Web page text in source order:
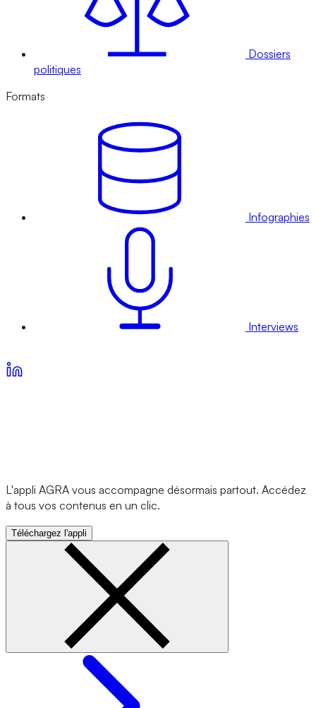
Dossiers
politiques
Formats
Infographies
Interviews
L'appli AGRA vous accompagne désormais partout. Accédez
à tous vos contenus en un clic.
Téléchargez l'appli